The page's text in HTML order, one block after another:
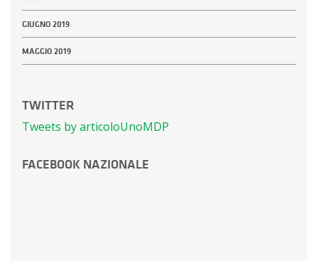
GIUGNO 2019
MAGGIO 2019
TWITTER
Tweets by articoloUnoMDP
FACEBOOK NAZIONALE